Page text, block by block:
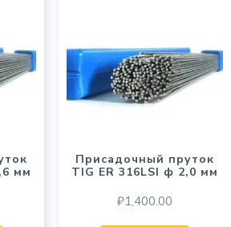
мм
Присадочный пруток
TIG ER 316LSI ф 2,0 мм
₽1,400.00